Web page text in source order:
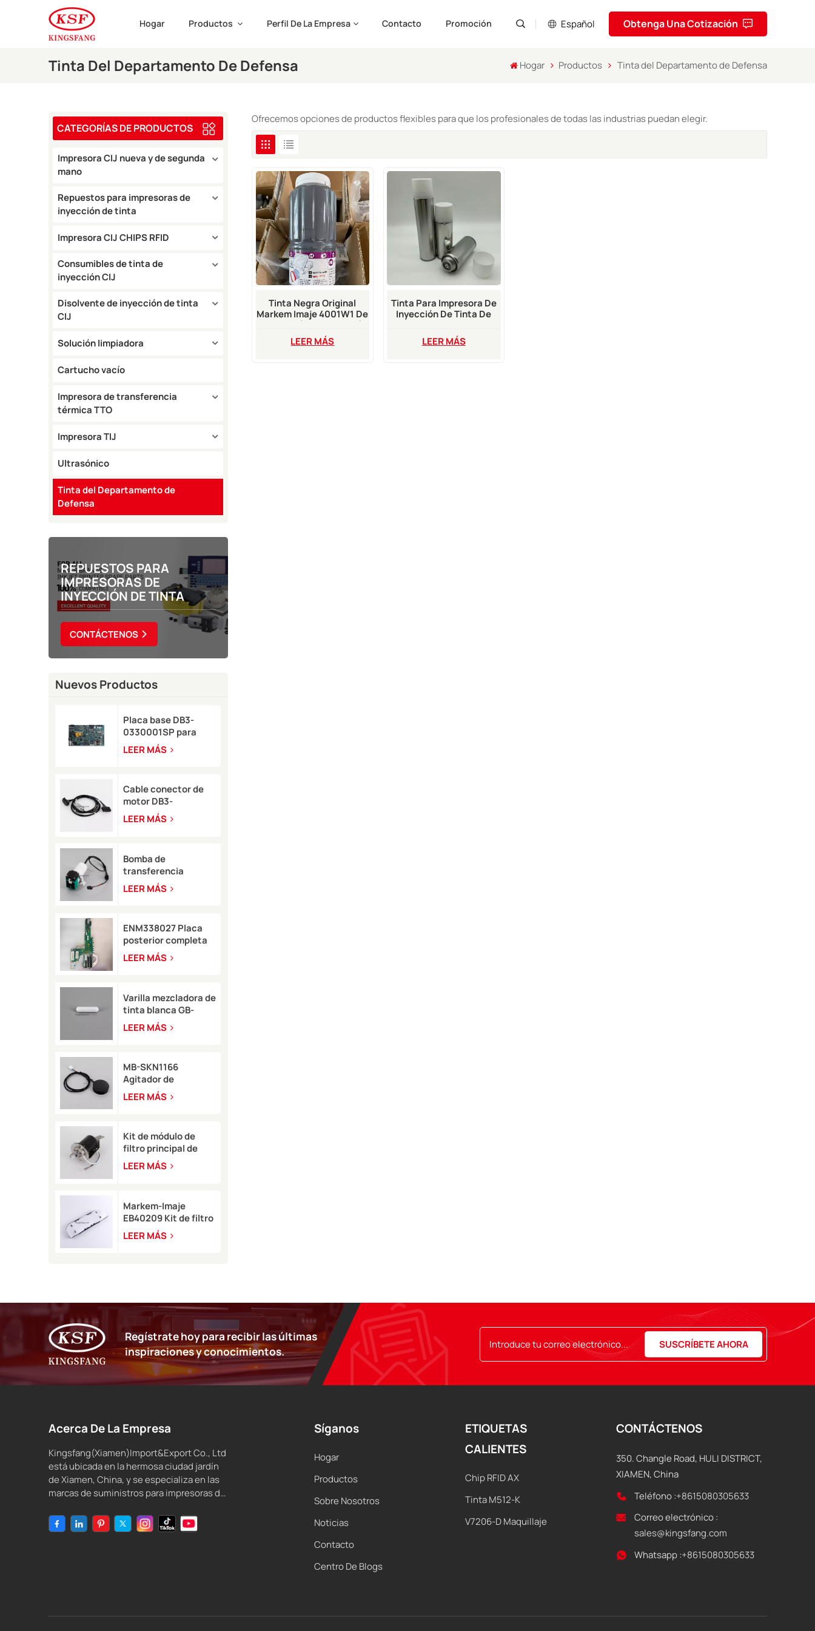
Hogar Productos Perfil De La Empresa Contacto Promoción Español Obtenga Una Cotización
Tinta Del Departamento De Defensa Hogar Productos Tinta del Departamento de Defensa
CATEGORÍAS DE PRODUCTOS
Impresora CIJ nueva y de segunda
mano
Repuestos para impresoras de
inyección de tinta
Impresora CIJ CHIPS RFID
Consumibles de tinta de
inyección CIJ
Disolvente de inyección de tinta
CIJ
Solución limpiadora
Cartucho vacío
Impresora de transferencia
térmica TTO
Impresora TIJ
Ultrasónico
Tinta del Departamento de
Defensa
REPUESTOS PARA
IMPRESORAS DE
INYECCIÓN DE TINTA
CONTÁCTENOS
Nuevos Productos
Placa base DB3-
0330001SP para
impresora de
inyección de tinta
LEER MÁS
Cable conector de
motor DB3-
0320002SP Serie A
para impresora de
LEER MÁS
Bomba de
transferencia
LB11057 para
impresora de
LEER MÁS
ENM338027 Placa
posterior completa
para impresora
Markem-Imaje 2200
LEER MÁS
Varilla mezcladora de
tinta blanca GB-
SKN0946 8*35 para
impresora de
LEER MÁS
MB-SKN1166
Agitador de
pigmento Rottweil
para tipo M/R
LEER MÁS
Kit de módulo de
filtro principal de
tinta blanca
EB49406 con sensor
LEER MÁS
Markem-Imaje
EB40209 Kit de filtro
de aire de circuito
para impresora de
LEER MÁS
Ofrecemos opciones de productos flexibles para que los profesionales de todas las industrias puedan elegir.
Tinta Negra Original
Markem Imaje 4001W1 De
1000 Ml (nueva Fecha)
Para Impresora Imaje
LEER MÁS
Tinta Para Impresora De
Inyección De Tinta De
M512-K De 365 Ml Para
Impresora VJ
LEER MÁS
Regístrate hoy para recibir las últimas
inspiraciones y conocimientos.
Acerca De La Empresa
Kingsfang(Xiamen)Import&Export Co., Ltd
está ubicada en la hermosa ciudad jardín
de Xiamen, China, y se especializa en las
marcas de suministros para impresoras de
inyección de tinta.
Síganos
Hogar
Productos
Sobre Nosotros
Noticias
Contacto
Centro De Blogs
ETIQUETAS
CALIENTES
Chip RFID AX
Tinta M512-K
V7206-D Maquillaje
CONTÁCTENOS
350. Changle Road, HULI DISTRICT,
XIAMEN, China
Teléfono :+8615080305633
Correo electrónico :
sales@kingsfang.com
Whatsapp :+8615080305633